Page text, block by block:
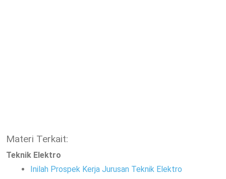
Materi Terkait:
Teknik Elektro
Inilah Prospek Kerja Jurusan Teknik Elektro